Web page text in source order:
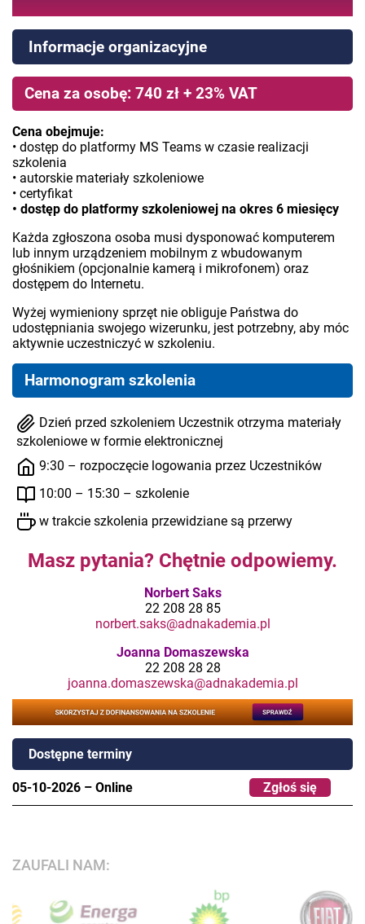
Informacje organizacyjne
Cena za osobę: 740 zł + 23% VAT
Cena obejmuje:
• dostęp do platformy MS Teams w czasie realizacji
szkolenia
• autorskie materiały szkoleniowe
• certyfikat
• dostęp do platformy szkoleniowej na okres 6 miesięcy
Każda zgłoszona osoba musi dysponować komputerem
lub innym urządzeniem mobilnym z wbudowanym
głośnikiem (opcjonalnie kamerą i mikrofonem) oraz
dostępem do Internetu.
Wyżej wymieniony sprzęt nie obliguje Państwa do
udostępniania swojego wizerunku, jest potrzebny, aby móc
aktywnie uczestniczyć w szkoleniu.
Harmonogram szkolenia
Dzień przed szkoleniem Uczestnik otrzyma materiały
szkoleniowe w formie elektronicznej
9:30 – rozpoczęcie logowania przez Uczestników
10:00 – 15:30 – szkolenie
w trakcie szkolenia przewidziane są przerwy
Masz pytania? Chętnie odpowiemy.
Norbert Saks
22 208 28 85
norbert.saks@adnakademia.pl
Joanna Domaszewska
22 208 28 28
joanna.domaszewska@adnakademia.pl
Dostępne terminy
05-10-2026 – Online Zgłoś się
ZAUFALI NAM: